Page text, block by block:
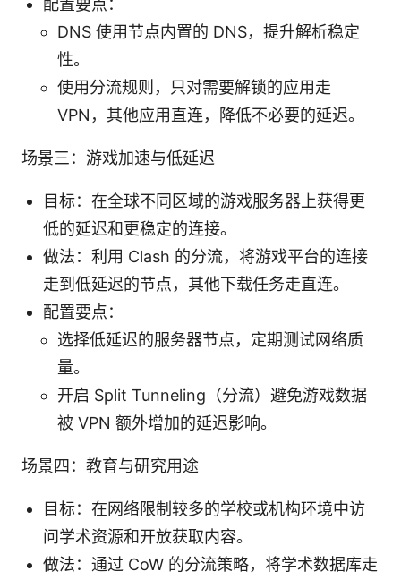
配置要点：
DNS 使用节点内置的 DNS，提升解析稳定
性。
使用分流规则，只对需要解锁的应用走
VPN，其他应用直连，降低不必要的延迟。
场景三：游戏加速与低延迟
目标：在全球不同区域的游戏服务器上获得更
低的延迟和更稳定的连接。
做法：利用 Clash 的分流，将游戏平台的连接
走到低延迟的节点，其他下载任务走直连。
配置要点：
选择低延迟的服务器节点，定期测试网络质
量。
开启 Split Tunneling（分流）避免游戏数据
被 VPN 额外增加的延迟影响。
场景四：教育与研究用途
目标：在网络限制较多的学校或机构环境中访
问学术资源和开放获取内容。
做法：通过 CoW 的分流策略，将学术数据库走